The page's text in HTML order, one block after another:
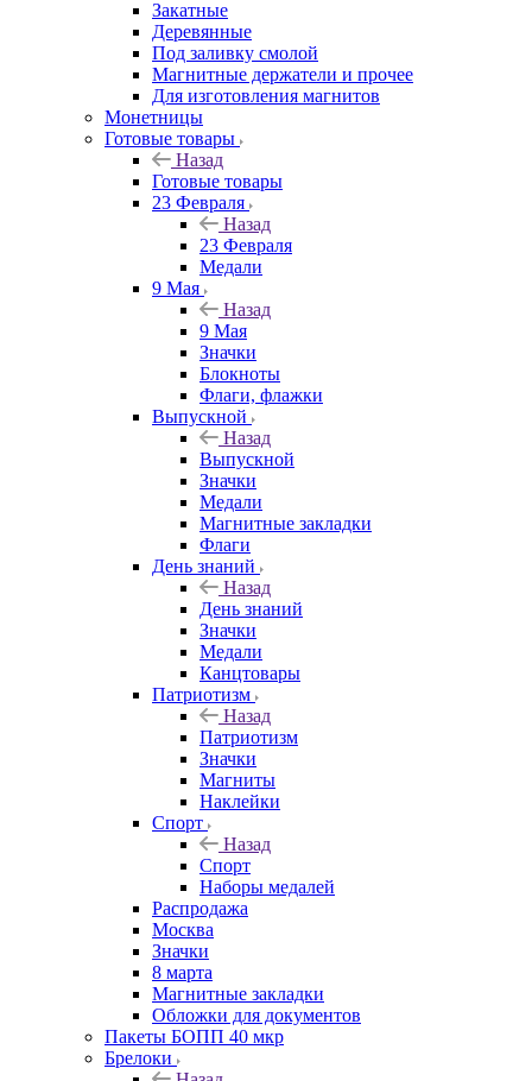
Закатные
Деревянные
Под заливку смолой
Магнитные держатели и прочее
Для изготовления магнитов
Монетницы
Готовые товары
Назад
Готовые товары
23 Февраля
Назад
23 Февраля
Медали
9 Мая
Назад
9 Мая
Значки
Блокноты
Флаги, флажки
Выпускной
Назад
Выпускной
Значки
Медали
Магнитные закладки
Флаги
День знаний
Назад
День знаний
Значки
Медали
Канцтовары
Патриотизм
Назад
Патриотизм
Значки
Магниты
Наклейки
Спорт
Назад
Спорт
Наборы медалей
Распродажа
Москва
Значки
8 марта
Магнитные закладки
Обложки для документов
Пакеты БОПП 40 мкр
Брелоки